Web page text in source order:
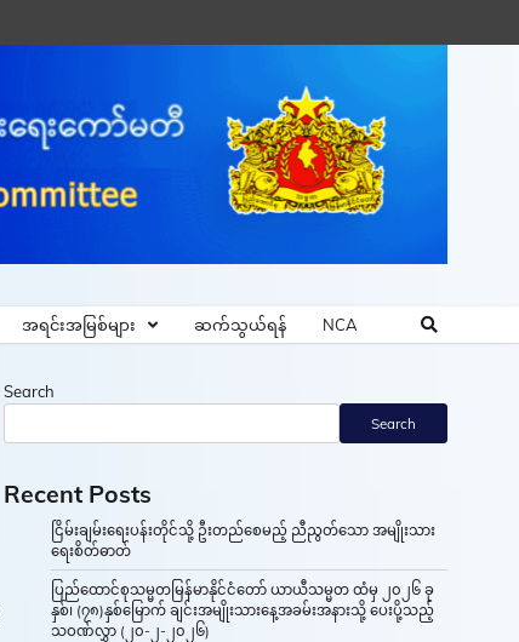
အရင်းအမြစ်များ ဆက်သွယ်ရန် NCA
Search
Search
Recent Posts
ငြိမ်းချမ်းရေးပန်းတိုင်သို့ ဦးတည်စေမည့် ညီညွတ်သော အမျိုးသား
ရေးစိတ်ဓာတ်
ပြည်ထောင်စုသမ္မတမြန်မာနိုင်ငံတော် ယာယီသမ္မတ ထံမှ ၂၀၂၆ ခု
နှစ်၊ (၇၈)နှစ်မြောက် ချင်းအမျိုးသားနေ့အခမ်းအနားသို့ ပေးပို့သည့်
သဝဏ်လွှာ (၂၀-၂-၂၀၂၆)